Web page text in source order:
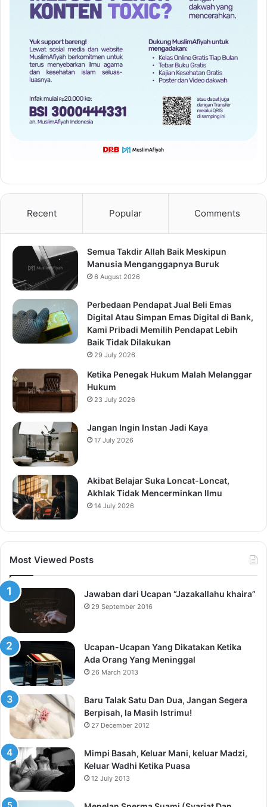
Recent Popular Comments
Semua Takdir Allah Baik Meskipun
Manusia Menganggapnya Buruk
6 August 2026
Perbedaan Pendapat Jual Beli Emas
Digital Atau Simpan Emas Digital di Bank,
Kami Pribadi Memilih Pendapat Lebih
Baik Tidak Dilakukan
29 July 2026
Ketika Penegak Hukum Malah Melanggar
Hukum
23 July 2026
Jangan Ingin Instan Jadi Kaya
17 July 2026
Akibat Belajar Suka Loncat-Loncat,
Akhlak Tidak Mencerminkan Ilmu
14 July 2026
Most Viewed Posts
Jawaban dari Ucapan “Jazakallahu khaira”
29 September 2016
Ucapan-Ucapan Yang Dikatakan Ketika
Ada Orang Yang Meninggal
26 March 2013
Baru Talak Satu Dan Dua, Jangan Segera
Berpisah, Ia Masih Istrimu!
27 December 2012
Mimpi Basah, Keluar Mani, keluar Madzi,
Keluar Wadhi Ketika Puasa
12 July 2013